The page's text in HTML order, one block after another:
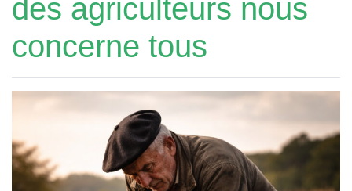
des agriculteurs nous
concerne tous